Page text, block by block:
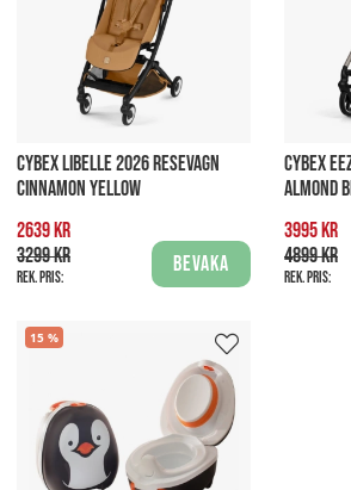
CYBEX LIBELLE 2026 RESEVAGN
CINNAMON YELLOW
2639 kr
3299 kr
Rek. pris:
Bevaka
CYBEX
ALMOND
3995 kr
4899 kr
Rek. pris:
15